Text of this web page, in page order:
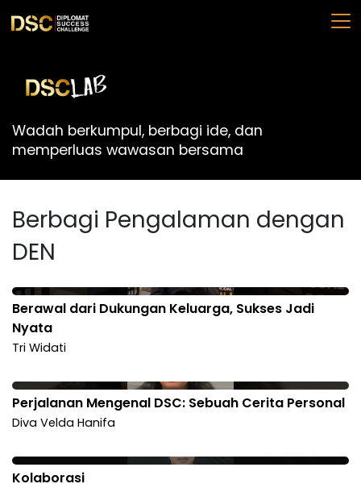
Wadah berkumpul, berbagi ide, dan
memperluas wawasan bersama
Berbagi Pengalaman dengan
DEN
Berawal dari Dukungan Keluarga, Sukses Jadi
Nyata
Tri Widati
Perjalanan Mengenal DSC: Sebuah Cerita Personal
Diva Velda Hanifa
Kolaborasi